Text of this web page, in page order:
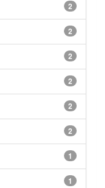
2
2
2
2
2
2
1
1